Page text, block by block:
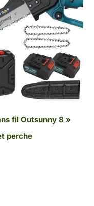
fil Outsunny 8 »
perche